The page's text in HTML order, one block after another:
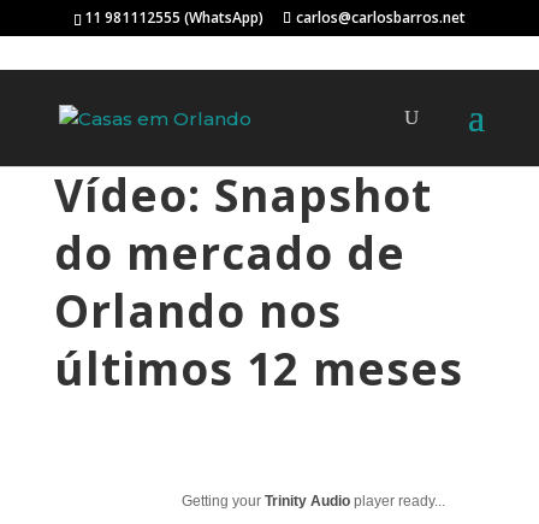
11 981112555 (WhatsApp) carlos@carlosbarros.net
Vídeo: Snapshot
do mercado de
Orlando nos
últimos 12 meses
Getting your Trinity Audioplayer ready...